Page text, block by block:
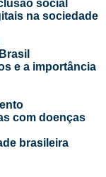
social
na sociedade
e a importância
com doenças
brasileira